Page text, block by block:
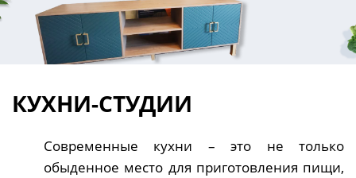
КУХНИ-СТУДИИ
Современные кухни – это не только
обыденное место для приготовления пищи,